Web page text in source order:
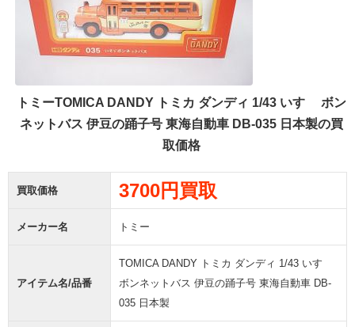
トミーTOMICA DANDY トミカ ダンディ 1/43 いすゞ ボン
ネットバス 伊豆の踊子号 東海自動車 DB-035 日本製の買
取価格
買取価格 3700円買取
メーカー名 トミー
アイテム名/品番
TOMICA DANDY トミカ ダンディ 1/43 いすゞ
ボンネットバス 伊豆の踊子号 東海自動車 DB-
035 日本製